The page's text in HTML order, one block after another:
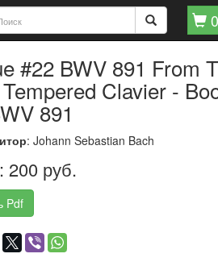
0
#22 BWV 891 From
Clavier -
891
: Johann Sebastian Bach
200 руб.
Pdf